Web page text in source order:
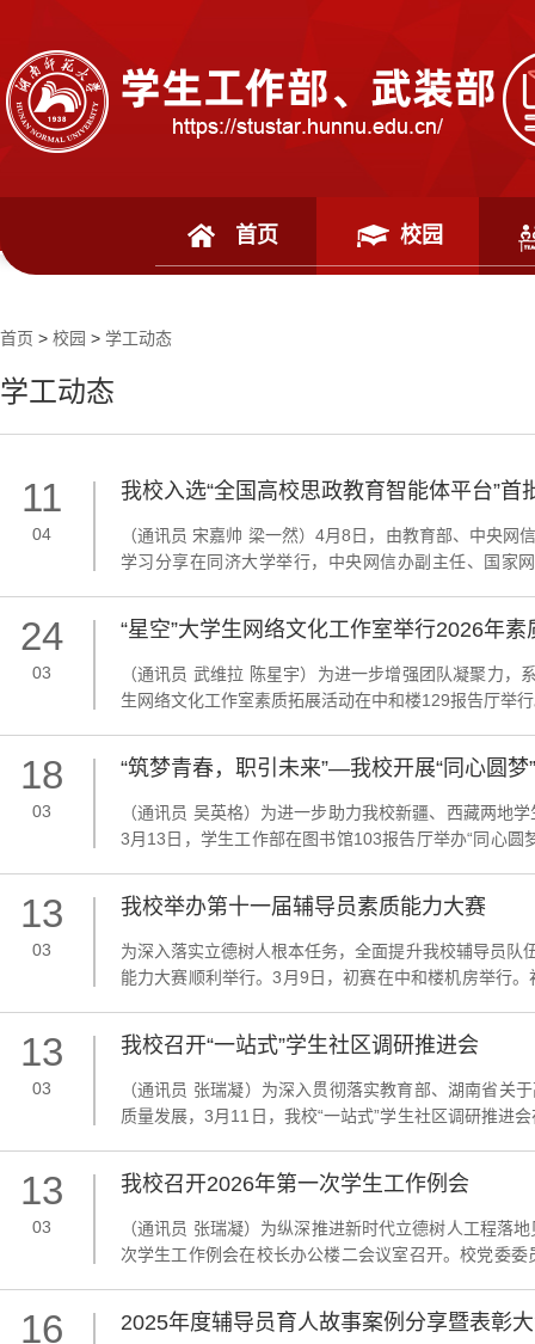
首页 校园
首页 > 校园 > 学工动态
学工动态
我校入选“全国高校思政教育智能体平台”首
（通讯员 宋嘉帅 梁一然）4月8日，由教育部、中央网
学习分享在同济大学举行，中央网信办副主任、国家
题”这一主题，邀请省级教育、网信部门，高校代表，
11
04
“星空”大学生网络文化工作室举行2026年素
（通讯员 武维拉 陈星宇）为进一步增强团队凝聚力
生网络文化工作室素质拓展活动在中和楼129报告厅举
谢洋清担任主持人。业务培训环节，梁一然以“AI时代
24
03
“筑梦青春，职引未来”—我校开展“同心圆
（通讯员 吴英格）为进一步助力我校新疆、西藏两地
3月13日，学生工作部在图书馆103报告厅举办“同心
考、选调生及事业单位联考的选拔流程、报考条件及
18
03
我校举办第十一届辅导员素质能力大赛
为深入落实立德树人根本任务，全面提升我校辅导员
能力大赛顺利举行。3月9日，初赛在中和楼机房举行
部部（处）长俞明祥，湖南工商大学学生工作部（处
13
03
我校召开“一站式”学生社区调研推进会
（通讯员 张瑞凝）为深入贯彻落实教育部、湖南省关
质量发展，3月11日，我校“一站式”学生社区调研推进
际与目标汇报工作进展、研提工作建议。郑贤章对我校
13
03
我校召开2026年第一次学生工作例会
（通讯员 张瑞凝）为纵深推进新时代立德树人工程落
次学生工作例会在校长办公楼二会议室召开。校党委
作系统部署。郑贤章指出，开展学生工作要始终坚持立
13
03
2025年度辅导员育人故事案例分享暨表彰
16